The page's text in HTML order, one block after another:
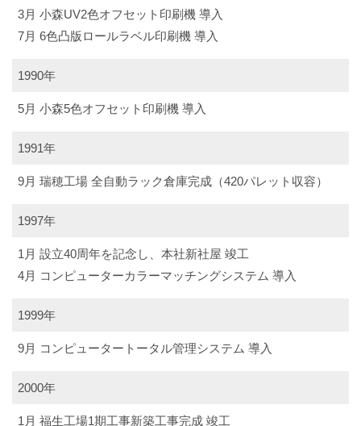
3月 小森UV2色オフセット印刷機 導入
7月 6色凸版ロールラベル印刷機 導入
1990年
5月 小森5色オフセット印刷機 導入
1991年
9月 瑞穂工場 全自動ラック倉庫完成（420パレット収容）
1997年
1月 設立40周年を記念し、本社新社屋 竣工
4月 コンピューターカラーマッチングシステム 導入
1999年
9月 コンピュータートータル管理システム 導入
2000年
1月 福生工場1期工事新築工事完成 竣工